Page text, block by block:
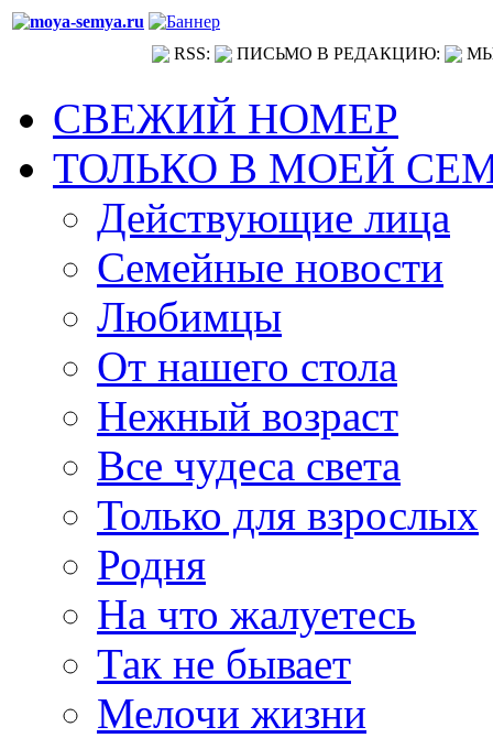
RSS: ПИСЬМО В РЕДАКЦИЮ:
СВЕЖИЙ НОМЕР
ТОЛЬКО В МОЕЙ
Действующие лица
Семейные новости
Любимцы
От нашего стола
Нежный возраст
Все чудеса света
Только для взрослых
Родня
На что жалуетесь
Так не бывает
Мелочи жизни